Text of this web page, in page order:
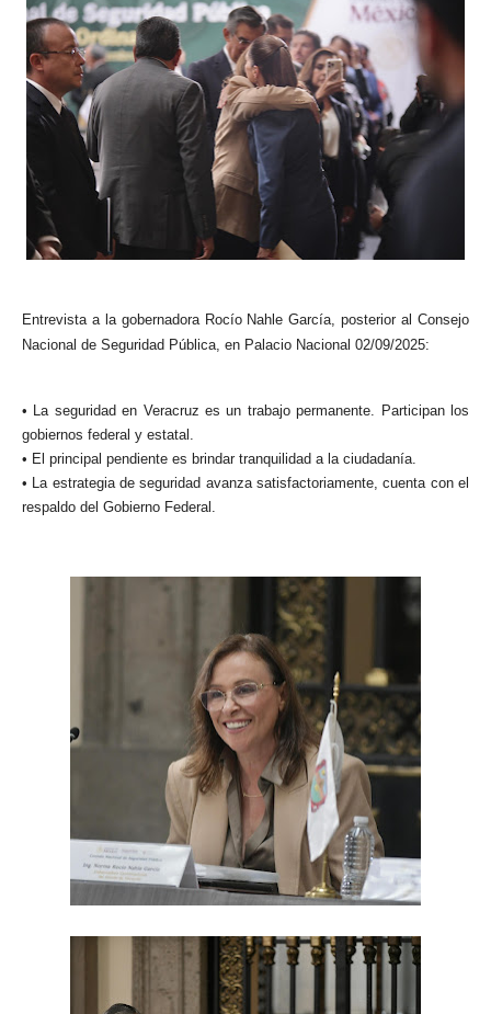
Entrevista a la gobernadora Rocío Nahle García, posterior al Consejo
Nacional de Seguridad Pública, en Palacio Nacional 02/09/2025:
• La seguridad en Veracruz es un trabajo permanente. Participan los
gobiernos federal y estatal.
• El principal pendiente es brindar tranquilidad a la ciudadanía.
• La estrategia de seguridad avanza satisfactoriamente, cuenta con el
respaldo del Gobierno Federal.